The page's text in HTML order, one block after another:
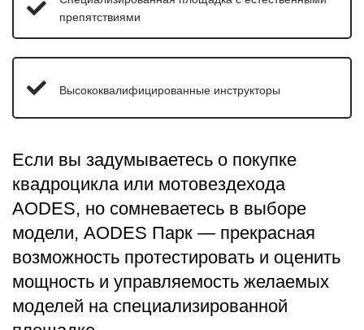
препятствиями
Высококвалифицированные инструкторы
Если вы задумываетесь о покупке
квадроцикла или мотовездехода
AODES, но сомневаетесь в выборе
модели, AODES Парк — прекрасная
возможность протестировать и оценить
мощность и управляемость желаемых
моделей на специализированной